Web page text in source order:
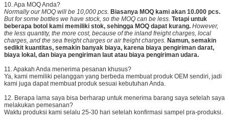
10. Apa MOQ Anda?
Normally our MOQ will be 10,000 pcs. Biasanya MOQ kami akan 10.000 pcs.
But for some bottles we have stock, so the MOQ can be less. Tetapi untuk
beberapa botol kami memiliki stok, sehingga MOQ dapat kurang. However,
the less quantity, the more cost, because of the inland freight charges, local
charges, and the sea freight charges or air freight charges. Namun, semakin
sedikit kuantitas, semakin banyak biaya, karena biaya pengiriman darat,
biaya lokal, dan biaya pengiriman laut atau biaya pengiriman udara.
11. Apakah Anda menerima pesanan khusus?
Ya, kami memiliki pelanggan yang berbeda membuat produk OEM sendiri, jadi
kami juga dapat membuat produk sesuai kebutuhan Anda.
12. Berapa lama saya bisa berharap untuk menerima barang saya setelah saya
melakukan pemesanan?
Waktu produksi kami selalu 25-30 hari setelah konfirmasi sampel pra-produksi.